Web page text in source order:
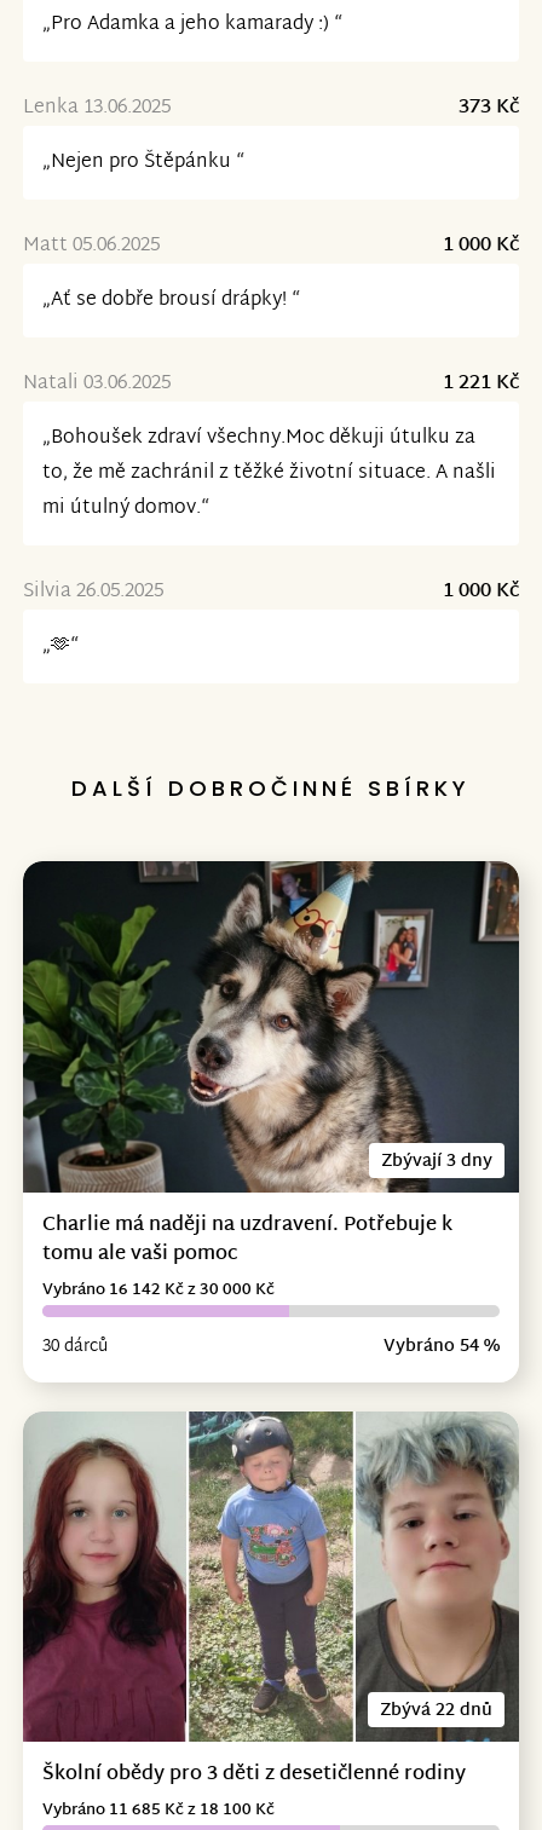
„Pro Adamka a jeho kamarady :) “
Lenka 13.06.2025
373 Kč
„Nejen pro Štěpánku “
Matt 05.06.2025
1 000 Kč
„Ať se dobře brousí drápky! “
Natali 03.06.2025
1 221 Kč
„Bohoušek zdraví všechny.Moc děkuji útulku za
to, že mě zachránil z těžké životní situace. A našli
mi útulný domov.“
Silvia 26.05.2025
1 000 Kč
„🫶“
DALŠÍ DOBROČINNÉ SBÍRKY
Zbývají 3 dny
Charlie má naději na uzdravení. Potřebuje k
tomu ale vaši pomoc
30 dárců Vybráno 54 %
Vybráno 16 142 Kč z 30 000 Kč
Zbývá 22 dnů
Školní obědy pro 3 děti z desetičlenné rodiny
Vybráno 11 685 Kč z 18 100 Kč